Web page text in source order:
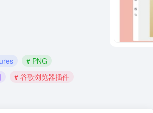
# PNG
# 谷歌浏览器插件